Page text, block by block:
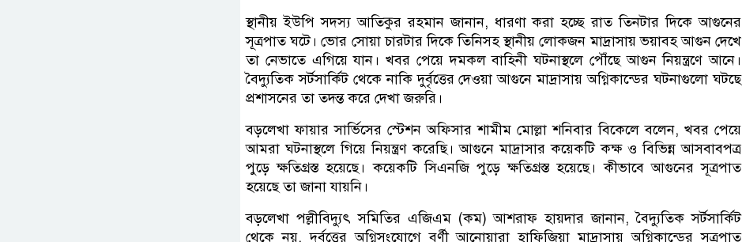
স্থানীয় ইউপি সদস্য আতিকুর রহমান জানান, ধারণা করা হচ্ছে রাত তিনটার দিকে আগুনের
সূত্রপাত ঘটে। ভোর সোয়া চারটার দিকে তিনিসহ স্থানীয় লোকজন মাদ্রাসায় ভয়াবহ আগুন দেখে
তা নেভাতে এগিয়ে যান। খবর পেয়ে দমকল বাহিনী ঘটনাস্থলে পৌঁছে আগুন নিয়ন্ত্রণে আনে।
বৈদ্যুতিক সর্টসার্কিট থেকে নাকি দুর্বৃত্তের দেওয়া আগুনে মাদ্রাসায় অগ্নিকান্ডের ঘটনাগুলো ঘটছে
প্রশাসনের তা তদন্ত করে দেখা জরুরি।
বড়লেখা ফায়ার সার্ভিসের স্টেশন অফিসার শামীম মোল্লা শনিবার বিকেলে বলেন, খবর পেয়ে
আমরা ঘটনাস্থলে গিয়ে নিয়ন্ত্রণ করেছি। আগুনে মাদ্রাসার কয়েকটি কক্ষ ও বিভিন্ন আসবাবপত্র
পুড়ে ক্ষতিগ্রস্ত হয়েছে। কয়েকটি সিএনজি পুড়ে ক্ষতিগ্রস্ত হয়েছে। কীভাবে আগুনের সূত্রপাত
হয়েছে তা জানা যায়নি।
বড়লেখা পল্লীবিদ্যুৎ সমিতির এজিএম (কম) আশরাফ হায়দার জানান, বৈদ্যুতিক সর্টসার্কিট
থেকে নয়, দুর্বৃত্তের অগ্নিসংযোগে বর্ণী আনোয়ারা হাফিজিয়া মাদ্রাসায় অগ্নিকান্ডের সূত্রপাত